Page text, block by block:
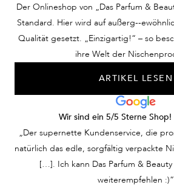
Der Onlineshop von „Das Parfum &
Standard. Hier wird auf außerg--
Qualität gesetzt. „Einzigartig!“ – so
ihre Welt der
ARTIKEL LESEN
Wir sind ein 5/5 Sterne
„Der supernette Kundenservice, die
natürlich das edle, sorgfältig verpackte
[…]. Ich kann Das Parfum & Beauty
weiterempfehlen :)“